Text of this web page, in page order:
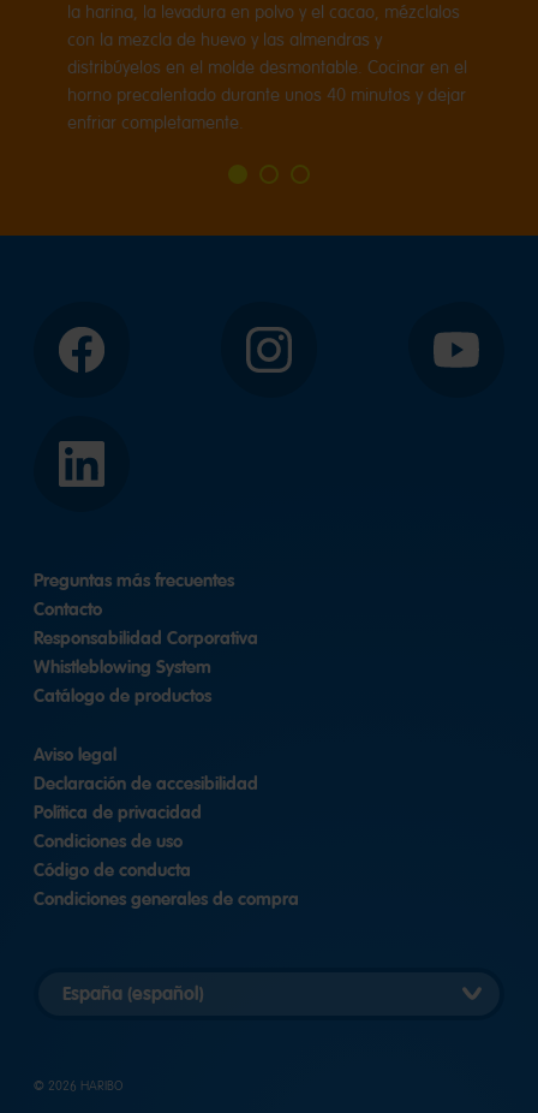
la harina, la levadura en polvo y el cacao, mézclalos
con la mezcla de huevo y las almendras y
distribúyelos en el molde desmontable. Cocinar en el
horno precalentado durante unos 40 minutos y dejar
enfriar completamente.
Ir
Ir
Ir
Facebook Instagram YouTube
LinkedIn
Preguntas más frecuentes
Contacto
Responsabilidad Corporativa
Whistleblowing System
Catálogo de productos
Aviso legal
Declaración de accesibilidad
Política de privacidad
Condiciones de uso
Código de conducta
Condiciones generales de compra
versión
© 2026 HARIBO